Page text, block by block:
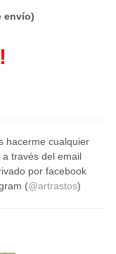
envío)
hacerme cualquier
través del email
por facebook
(@artrastos)